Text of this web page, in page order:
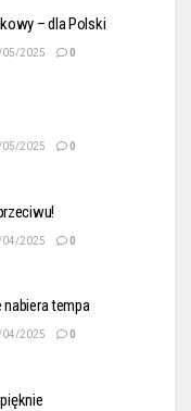
– dla Polski
2025 0
2025 0
2025 0
tempa
2025 0